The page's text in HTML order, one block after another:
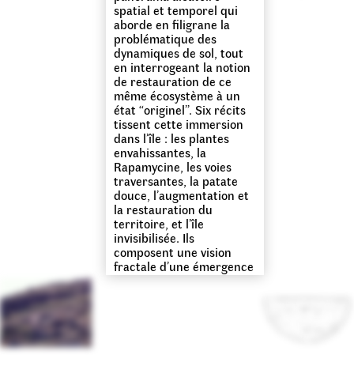
spatial et temporel qui
aborde en filigrane la
problématique des
dynamiques de sol, tout
en interrogeant la notion
de restauration de ce
même écosystème à un
état “originel”. Six récits
tissent cette immersion
dans l’île : les plantes
envahissantes, la
Rapamycine, les voies
traversantes, la patate
douce, l’augmentation et
la restauration du
territoire, et l’île
invisibilisée. Ils
composent une vision
fractale d’une émergence
de terre au beau milieu